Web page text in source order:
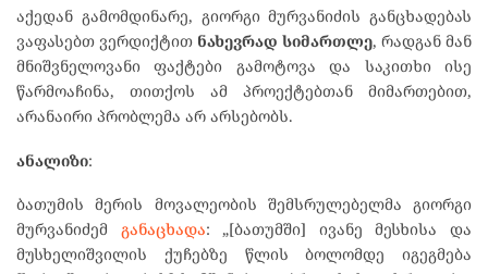
აქედან გამომდინარე, გიორგი მურვანიძის განცხადებას
ვაფასებთ ვერდიქტით ნახევრად სიმართლე, რადგან მან
მნიშვნელოვანი ფაქტები გამოტოვა და საკითხი ისე
წარმოაჩინა, თითქოს ამ პროექტებთან მიმართებით,
არანაირი პრობლემა არ არსებობს.
ანალიზი:
ბათუმის მერის მოვალეობის შემსრულებელმა გიორგი
მურვანიძემ განაცხადა: „[ბათუმში] ივანე მესხისა და
მუსხელიშვილის ქუჩებზე წლის ბოლომდე იგეგმება